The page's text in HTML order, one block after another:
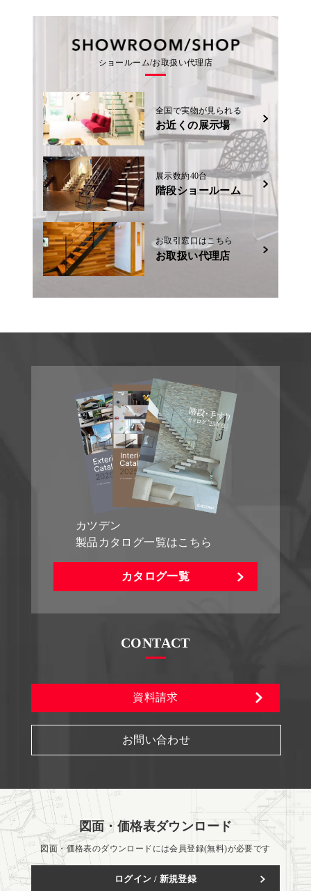
ショールーム/お取扱い代理店
全国で実物が見られる
お近くの展示場
展示数約40台
階段ショールーム
お取引窓口はこちら
お取扱い代理店
カツデン
製品カタログ一覧はこちら
カタログ一覧
CONTACT
資料請求
お問い合わせ
図面・価格表ダウンロード
図面・価格表のダウンロードには会員登録(無料)が必要です
ログイン / 新規登録